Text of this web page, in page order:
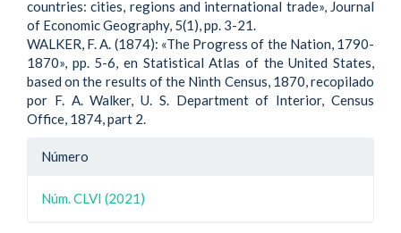
countries: cities, regions and international trade», Journal
of Economic Geography, 5(1), pp. 3-21.
WALKER, F. A. (1874): «The Progress of the Nation, 1790-
1870», pp. 5-6, en Statistical Atlas of the United States,
based on the results of the Ninth Census, 1870, recopilado
por F. A. Walker, U. S. Department of Interior, Census
Office, 1874, part 2.
Detalle
artículo
Número
Núm. CLVI (2021)